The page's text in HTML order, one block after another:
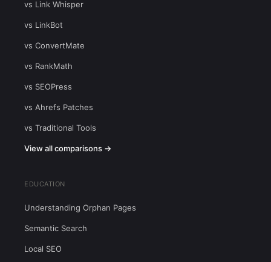
vs Link Whisper
vs LinkBot
vs ConvertMate
vs RankMath
vs SEOPress
vs Ahrefs Patches
vs Traditional Tools
View all comparisons →
EDUCATION
Understanding Orphan Pages
Semantic Search
Local SEO